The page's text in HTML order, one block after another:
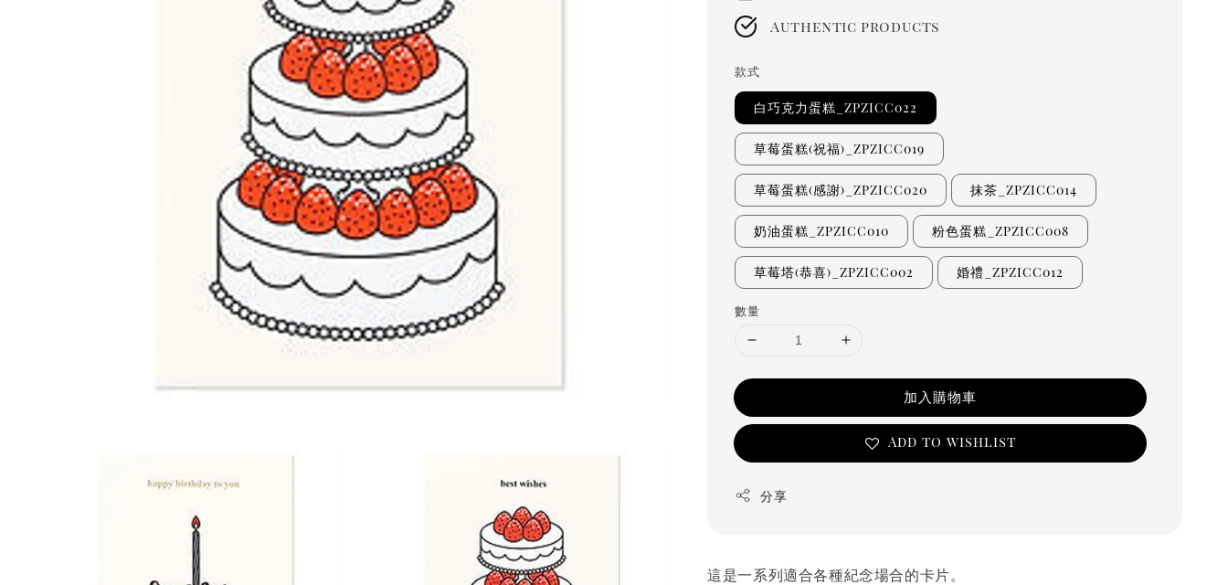
Authentic products
款式
白巧克力蛋糕_ZPZICC022
草莓蛋糕(祝福)_ZPZICC019
草莓蛋糕(感謝)_ZPZICC020 抹茶_ZPZICC014
奶油蛋糕_ZPZICC010 粉色蛋糕_ZPZICC008
草莓塔(恭喜)_ZPZICC002 婚禮_ZPZICC012
數量
加入購物車
Add to wishlist
分享
這是一系列適合各種紀念場合的卡片。